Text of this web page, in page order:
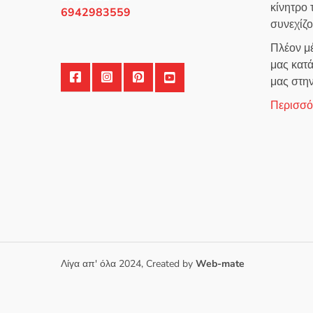
6942983559
Πλέον
μας
μας
Λίγα απ' όλα 2024, Created by Web-mate